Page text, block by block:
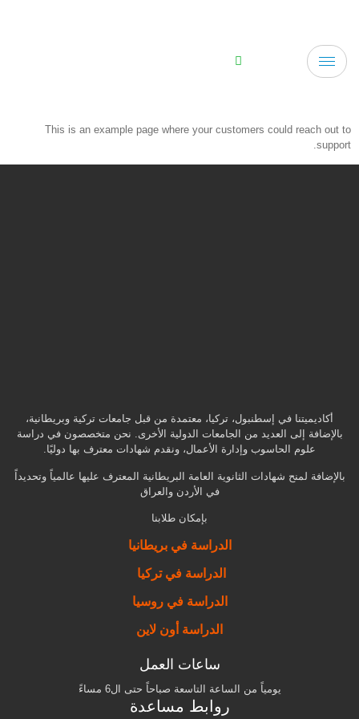
This is an example page where your customers could reach out to
support.
أكاديميتنا في إسطنبول، تركيا، معتمدة من قبل جامعات تركية وبريطانية،
بالإضافة إلى العديد من الجامعات الدولية الأخرى. نحن متخصصون في دراسة
علوم الحاسوب وإدارة الأعمال، ونقدم شهادات معترف بها دوليًا.
بالإضافة لمنح شهادات الثانوية العامة البريطانية المعترف عليها عالمياً وتحديداً
في الأردن والعراق
بإمكان طلابنا
الدراسة في بريطانيا
الدراسة في تركيا
الدراسة في روسيا
الدراسة أون لاين
ساعات العمل
يومياً من الساعة التاسعة صباحاً حتى ال6 مساءً
روابط مساعدة